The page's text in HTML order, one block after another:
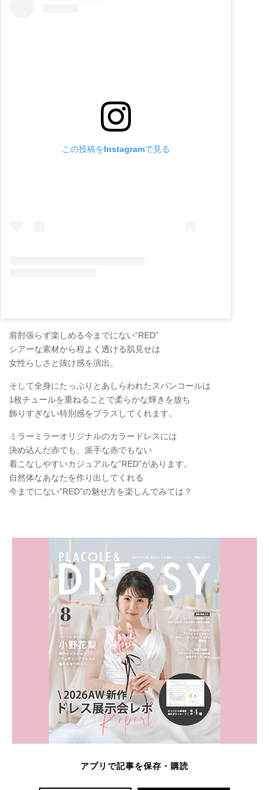
この投稿をInstagramで見る
肩肘張らず楽しめる今までにない”RED”
シアーな素材から程よく透ける肌見せは
女性らしさと抜け感を演出。
そして全身にたっぷりとあしらわれたスパンコールは
1枚チュールを重ねることで柔らかな輝きを放ち
飾りすぎない特別感をプラスしてくれます。
ミラーミラーオリジナルのカラードレスには
決め込んだ赤でも、派手な赤でもない
着こなしやすいカジュアルな”RED”があります。
自然体なあなたを作り出してくれる
今までにない”RED”の魅せ方を楽しんでみては？
アプリで記事を保存・購読